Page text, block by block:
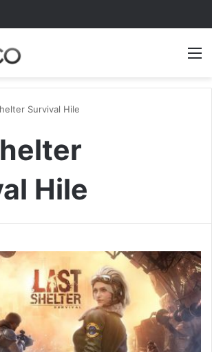
indir – Türkçe – Güncel 2025
Survival Hile
Hile